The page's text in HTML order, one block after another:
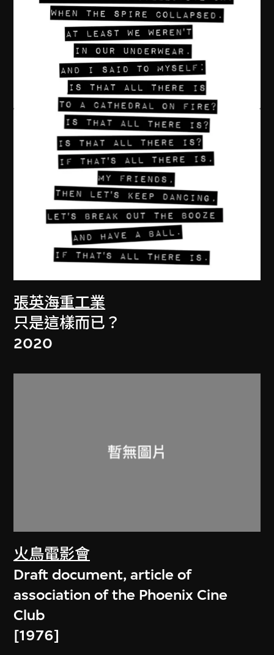
張英海重工業
只是這樣而已？
2020
火鳥電影會
Draft document, article of
association of the Phoenix Cine
Club
[1976]